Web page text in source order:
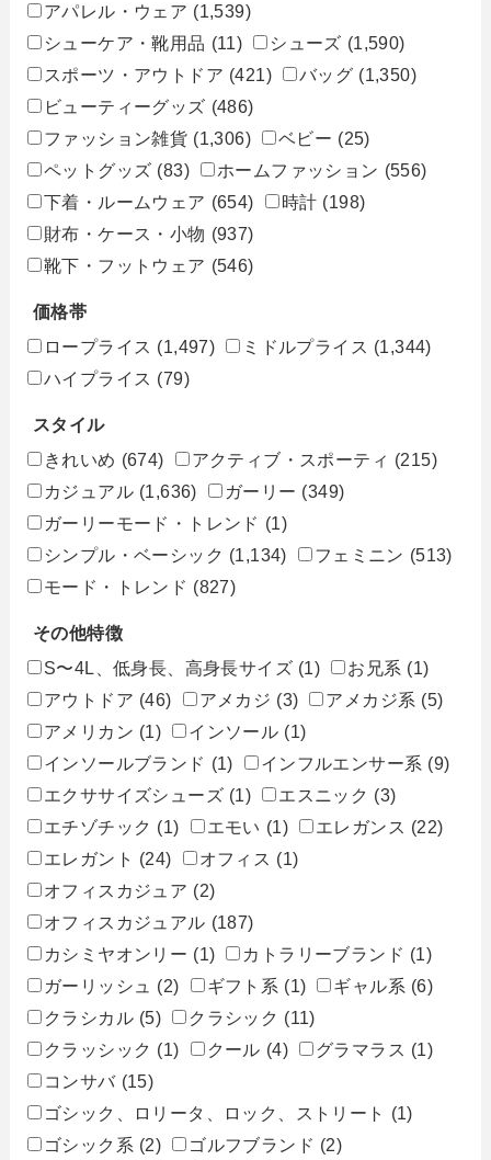
アパレル・ウェア (1,539)
シューケア・靴用品 (11) シューズ (1,590)
スポーツ・アウトドア (421) バッグ (1,350)
ビューティーグッズ (486)
ファッション雑貨 (1,306) ベビー (25)
ペットグッズ (83) ホームファッション (556)
下着・ルームウェア (654) 時計 (198)
財布・ケース・小物 (937)
靴下・フットウェア (546)
価格帯
ロープライス (1,497) ミドルプライス (1,344)
ハイプライス (79)
スタイル
きれいめ (674) アクティブ・スポーティ (215)
カジュアル (1,636) ガーリー (349)
ガーリーモード・トレンド (1)
シンプル・ベーシック (1,134) フェミニン (513)
モード・トレンド (827)
その他特徴
S〜4L、低身長、高身長サイズ (1) お兄系 (1)
アウトドア (46) アメカジ (3) アメカジ系 (5)
アメリカン (1) インソール (1)
インソールブランド (1) インフルエンサー系 (9)
エクササイズシューズ (1) エスニック (3)
エチゾチック (1) エモい (1) エレガンス (22)
エレガント (24) オフィス (1)
オフィスカジュア (2)
オフィスカジュアル (187)
カシミヤオンリー (1) カトラリーブランド (1)
ガーリッシュ
(2) ギフト系 (1) ギャル系 (6)
クラシカル (5) クラシック (11)
クラッシック (1) クール (4) グラマラス (1)
コンサバ (15)
ゴシック、ロリータ、ロック、ストリート
(1)
ゴシック系 (2) ゴルフブランド (2)